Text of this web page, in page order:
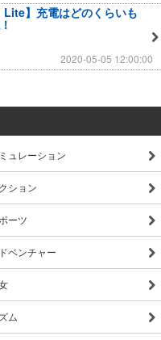
】充電はどのくらいも
2020-05-05 12:00:00
ュレーション
ション
ーツ
ベンチャー
ム